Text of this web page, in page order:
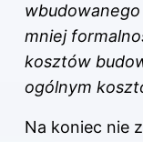
mniej
kosztów
ogólnym
Na koniec nie